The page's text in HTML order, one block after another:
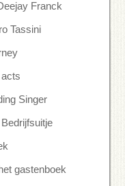
Franck
Tassini
Singer
gastenboek